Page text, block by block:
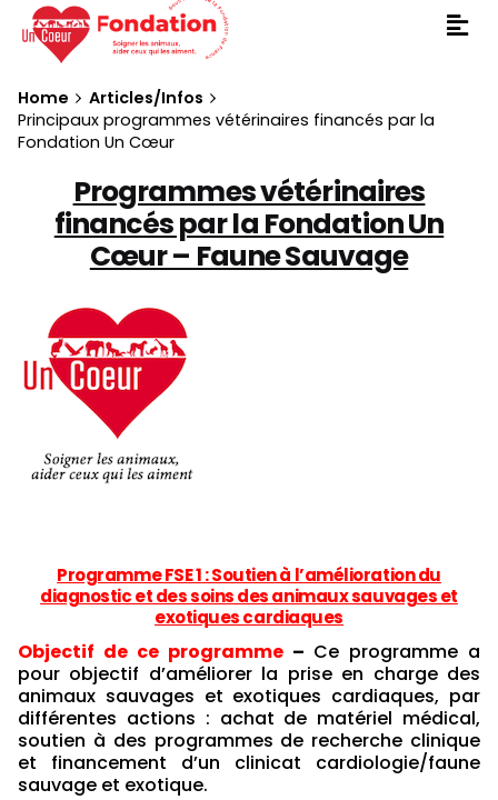
Home
Articles/Infos
Principaux programmes vétérinaires financés par la
Fondation Un Cœur
Programmes vétérinaires
financés par la Fondation Un
Cœur – Faune Sauvage
Programme FSE 1 : Soutien à l’amélioration du
diagnostic et des soins des animaux sauvages et
exotiques cardiaques
Objectif de ce programme – Ce programme a
pour objectif d’améliorer la prise en charge des
animaux sauvages et exotiques cardiaques, par
différentes actions : achat de matériel médical,
soutien à des programmes de recherche clinique
et financement d’un clinicat cardiologie/faune
sauvage et exotique.